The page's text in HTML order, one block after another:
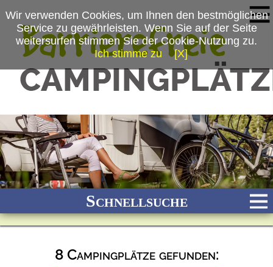
Schnellsuche
Fluss Meer Gebirge See
Wald/Wiesen
8 Campingplätze gefunden:
Wir verwenden Cookies, um Ihnen den bestmöglichen
Service zu gewährleisten. Wenn Sie auf der Seite
weitersurfen stimmen Sie der Cookie-Nutzung zu.
Ich stimme zu
[X]